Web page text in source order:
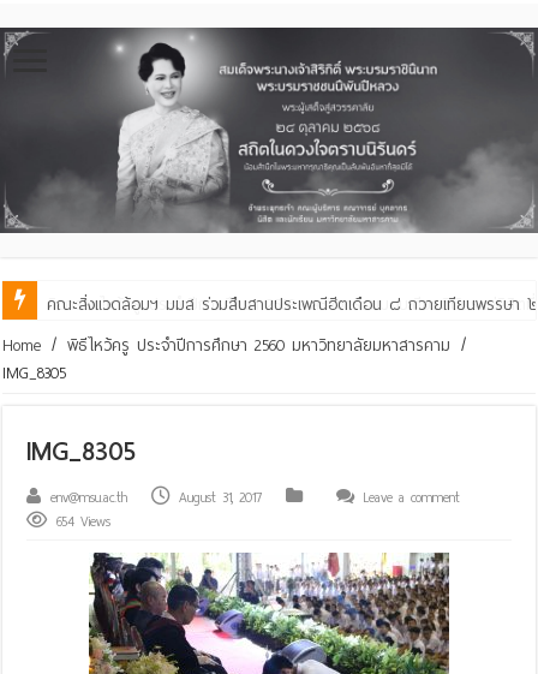
คณะสิ่งแวดล้อมฯ มมส ร่วมสืบสานประเพณีฮีตเดือน ๘ ถวายเทียนพรรษา ๒
Home / พิธีไหว้ครู ประจำปีการศึกษา 2560 มหาวิทยาลัยมหาสารคาม /
IMG_8305
IMG_8305
env@msu.ac.th August 31, 2017
Leave a comment
654 Views